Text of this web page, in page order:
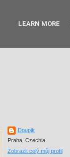
Doupik
Praha, Czechia
Zobrazit celý můj profil
LEARN MORE